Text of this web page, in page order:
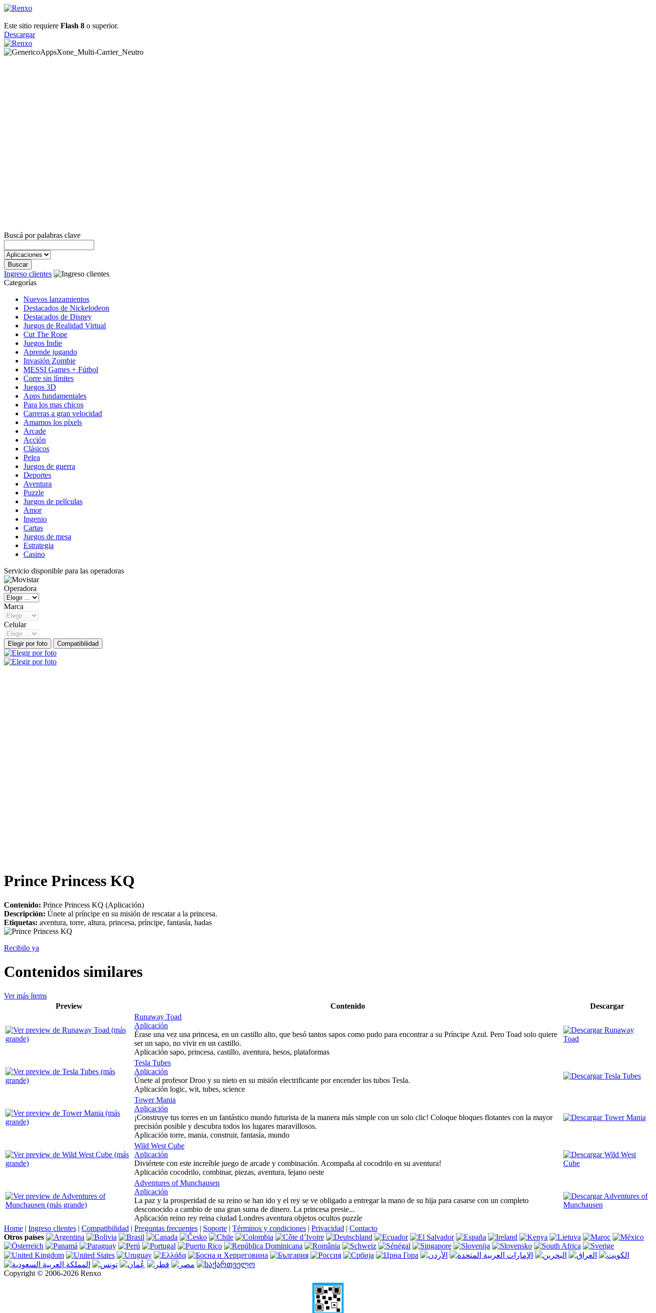
Este sitio requiere Flash 8 o superior.
Descargar
Buscá por palabras clave
Ingreso clientes
Categorías
Nuevos lanzamientos
Destacados de Nickelodeon
Destacados de Disney
Juegos de Realidad Virtual
Cut The Rope
Juegos Indie
Aprende jugando
Invasión Zombie
MESSI Games + Fútbol
Corre sin límites
Juegos 3D
Apps fundamentales
Para los mas chicos
Carreras a gran velocidad
Amamos los píxels
Arcade
Acción
Clásicos
Pelea
Juegos de guerra
Deportes
Aventura
Puzzle
Juegos de películas
Amor
Ingenio
Cartas
Juegos de mesa
Estrategia
Casino
Servicio disponible para las operadoras
Operadora
Marca
Celular
Prince Princess KQ
Contenido: Prince Princess KQ (Aplicación)
Descripción: Únete al príncipe en su misión de rescatar a la princesa.
Etiquetas: aventura, torre, altura, princesa, príncipe, fantasía, hadas
Recibilo ya
Contenidos similares
Ver más ítems
Preview
Contenido
Descargar
Runaway Toad
Aplicación
Érase una vez una princesa, en un castillo alto, que besó tantos sapos como pudo para encontrar a su Príncipe Azul. Pero Toad solo quiere
ser un sapo, no vivir en un castillo.
Aplicación sapo, princesa, castillo, aventura, besos, plataformas
Tesla Tubes
Aplicación
Únete al profesor Droo y su nieto en su misión electrificante por encender los tubos Tesla.
Aplicación logic, wit, tubes, science
Tower Mania
Aplicación
¡Construye tus torres en un fantástico mundo futurista de la manera más simple con un solo clic! Coloque bloques flotantes con la mayor
precisión posible y descubra todos los lugares maravillosos.
Aplicación torre, mania, construir, fantasía, mundo
Wild West Cube
Aplicación
Diviértete con este increíble juego de arcade y combinación. Acompaña al cocodrilo en su aventura!
Aplicación cocodrilo, combinar, piezas, aventura, lejano oeste
Adventures of Munchausen
Aplicación
La paz y la prosperidad de su reino se han ido y el rey se ve obligado a entregar la mano de su hija para casarse con un completo
desconocido a cambio de una gran suma de dinero. La princesa presie...
Aplicación reino rey reina ciudad Londres aventura objetos ocultos puzzle
Home | Ingreso clientes | Compatibilidad | Preguntas frecuentes | Soporte | Términos y condiciones | Privacidad | Contacto
Otros países
Copyright © 2006-2026 Renxo